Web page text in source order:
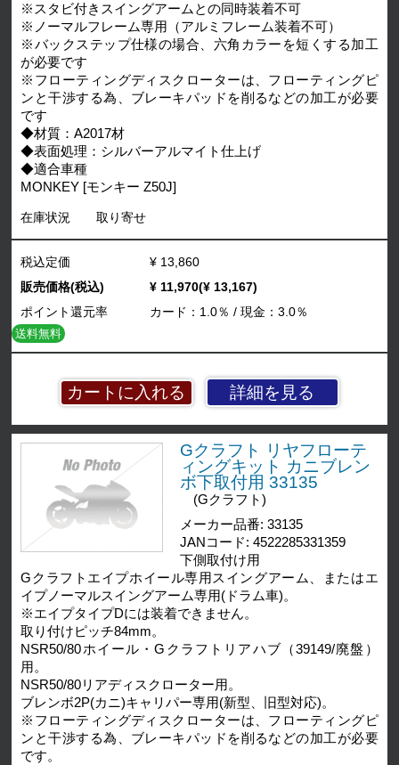
※スタビ付きスイングアームとの同時装着不可
※ノーマルフレーム専用（アルミフレーム装着不可）
※バックステップ仕様の場合、六角カラーを短くする加工
が必要です
※フローティングディスクローターは、フローティングピ
ンと干渉する為、ブレーキパッドを削るなどの加工が必要
です
◆材質：A2017材
◆表面処理：シルバーアルマイト仕上げ
◆適合車種
MONKEY [モンキー Z50J]
在庫状況 取り寄せ
詳細を見る
税込定価
¥ 13,860
販売価格(税込)
¥ 11,970(¥ 13,167)
ポイント還元率
カード：1.0％ / 現金：3.0％
送料無料
Gクラフト リヤフローテ
ィングキット カニブレン
ボ下取付用 33135
(Gクラフト)
メーカー品番: 33135
JANコード: 4522285331359
下側取付け用
Gクラフトエイプホイール専用スイングアーム、またはエ
イプノーマルスイングアーム専用(ドラム車)。
※エイプタイプDには装着できません。
取り付けピッチ84mm。
NSR50/80ホイール・Gクラフトリアハブ（39149/廃盤）
用。
NSR50/80リアディスクローター用。
ブレンボ2P(カニ)キャリパー専用(新型、旧型対応)。
※フローティングディスクローターは、フローティングピ
ンと干渉する為、ブレーキパッドを削るなどの加工が必要
です。